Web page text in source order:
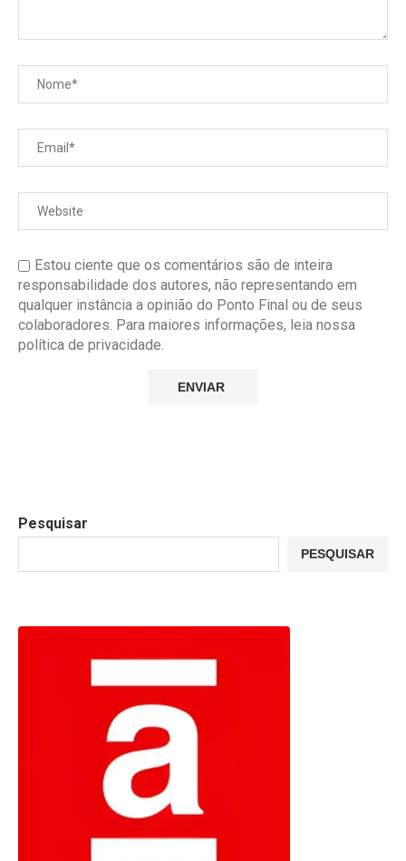
Estou ciente que os comentários são de inteira
responsabilidade dos autores, não representando em
qualquer instância a opinião do Ponto Final ou de seus
colaboradores. Para maiores informações, leia nossa
política de privacidade.
Pesquisar
PESQUISAR